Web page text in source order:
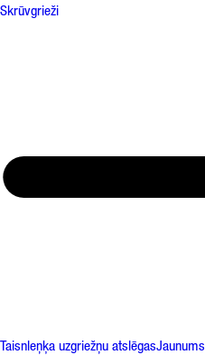
Skrūvgrieži
Taisnleņķa uzgriežņu atslēgasJaunums